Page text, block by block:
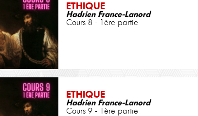
ETHIQUE
Hadrien France-Lanord
Cours 8 - 1ère partie
ETHIQUE
Hadrien France-Lanord
Cours 9 - 1ère partie